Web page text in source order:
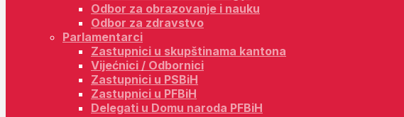
Odbor za obrazovanje i nauku
Odbor za zdravstvo
Parlamentarci
Zastupnici u skupštinama kantona
Vijećnici / Odbornici
Zastupnici u PSBiH
Zastupnici u PFBiH
Delegati u Domu naroda PFBiH